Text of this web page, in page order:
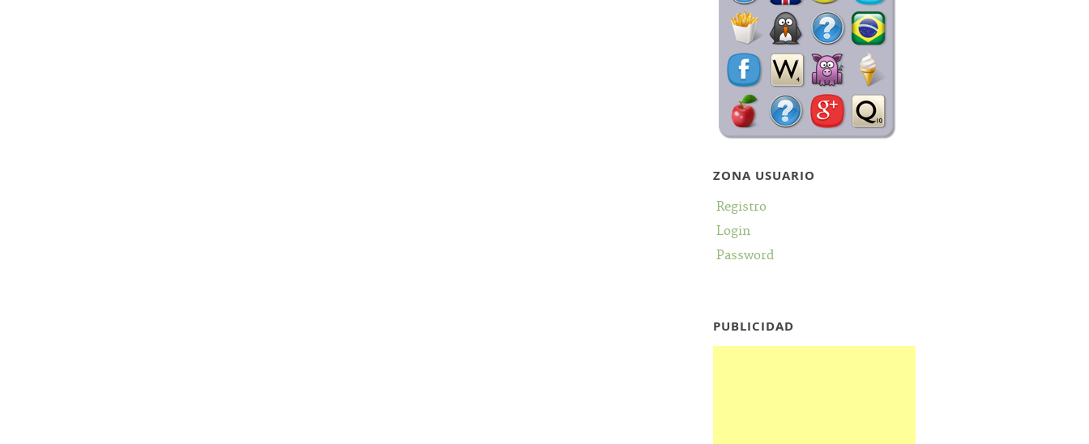
ZONA USUARIO
Registro
Login
Password
PUBLICIDAD